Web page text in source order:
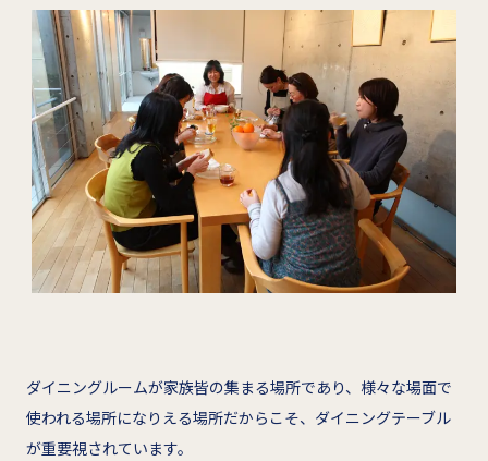
ダイニングルームが家族皆の集まる場所であり、様々な場面で
使われる場所になりえる場所だからこそ、ダイニングテーブル
が重要視されています。